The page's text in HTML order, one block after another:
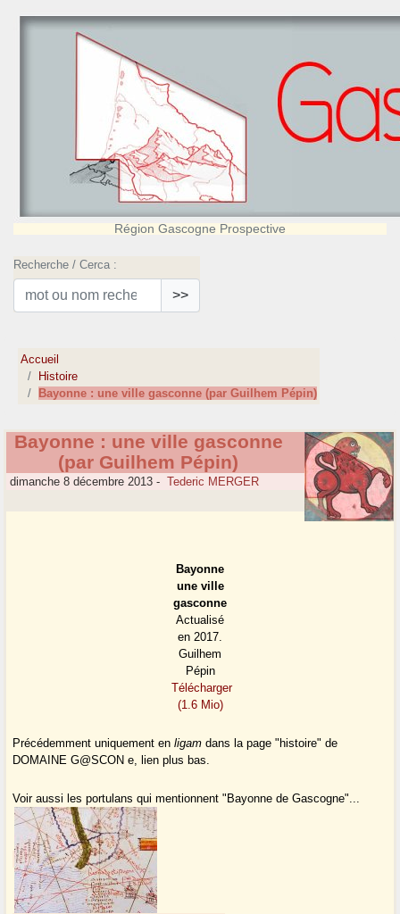
Région Gascogne Prospective
Recherche / Cerca :
>>
Accueil
Histoire
Bayonne : une ville gasconne (par Guilhem Pépin)
Bayonne : une ville gasconne
(par Guilhem Pépin)
dimanche 8 décembre 2013 - Tederic MERGER
Bayonne
une ville
gasconne
Actualisé
en 2017.
Guilhem
Pépin
Télécharger
(1.6 Mio)
Précédemment uniquement enligam dans la page "histoire" de
DOMAINE G@SCON e, lien plus bas.
Voir aussi les portulans qui mentionnent "Bayonne de Gascogne"...